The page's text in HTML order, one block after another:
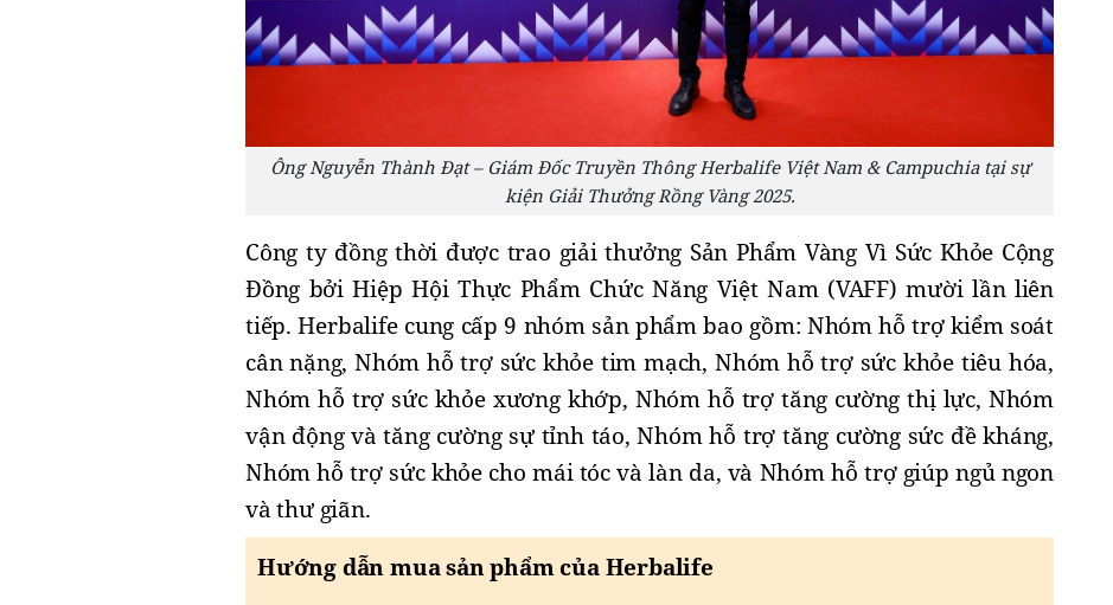
Ông Nguyễn Thành Đạt – Giám Đốc Truyền Thông Herbalife Việt Nam & Campuchia tại sự
kiện Giải Thưởng Rồng Vàng 2025.
Công ty đồng thời được trao giải thưởng Sản Phẩm Vàng Vì Sức Khỏe Cộng
Đồng bởi Hiệp Hội Thực Phẩm Chức Năng Việt Nam (VAFF) mười lần liên
tiếp. Herbalife cung cấp 9 nhóm sản phẩm bao gồm: Nhóm hỗ trợ kiểm soát
cân nặng, Nhóm hỗ trợ sức khỏe tim mạch, Nhóm hỗ trợ sức khỏe tiêu hóa,
Nhóm hỗ trợ sức khỏe xương khớp, Nhóm hỗ trợ tăng cường thị lực, Nhóm
vận động và tăng cường sự tỉnh táo, Nhóm hỗ trợ tăng cường sức đề kháng,
Nhóm hỗ trợ sức khỏe cho mái tóc và làn da, và Nhóm hỗ trợ giúp ngủ ngon
và thư giãn.
Hướng dẫn mua sản phẩm của Herbalife